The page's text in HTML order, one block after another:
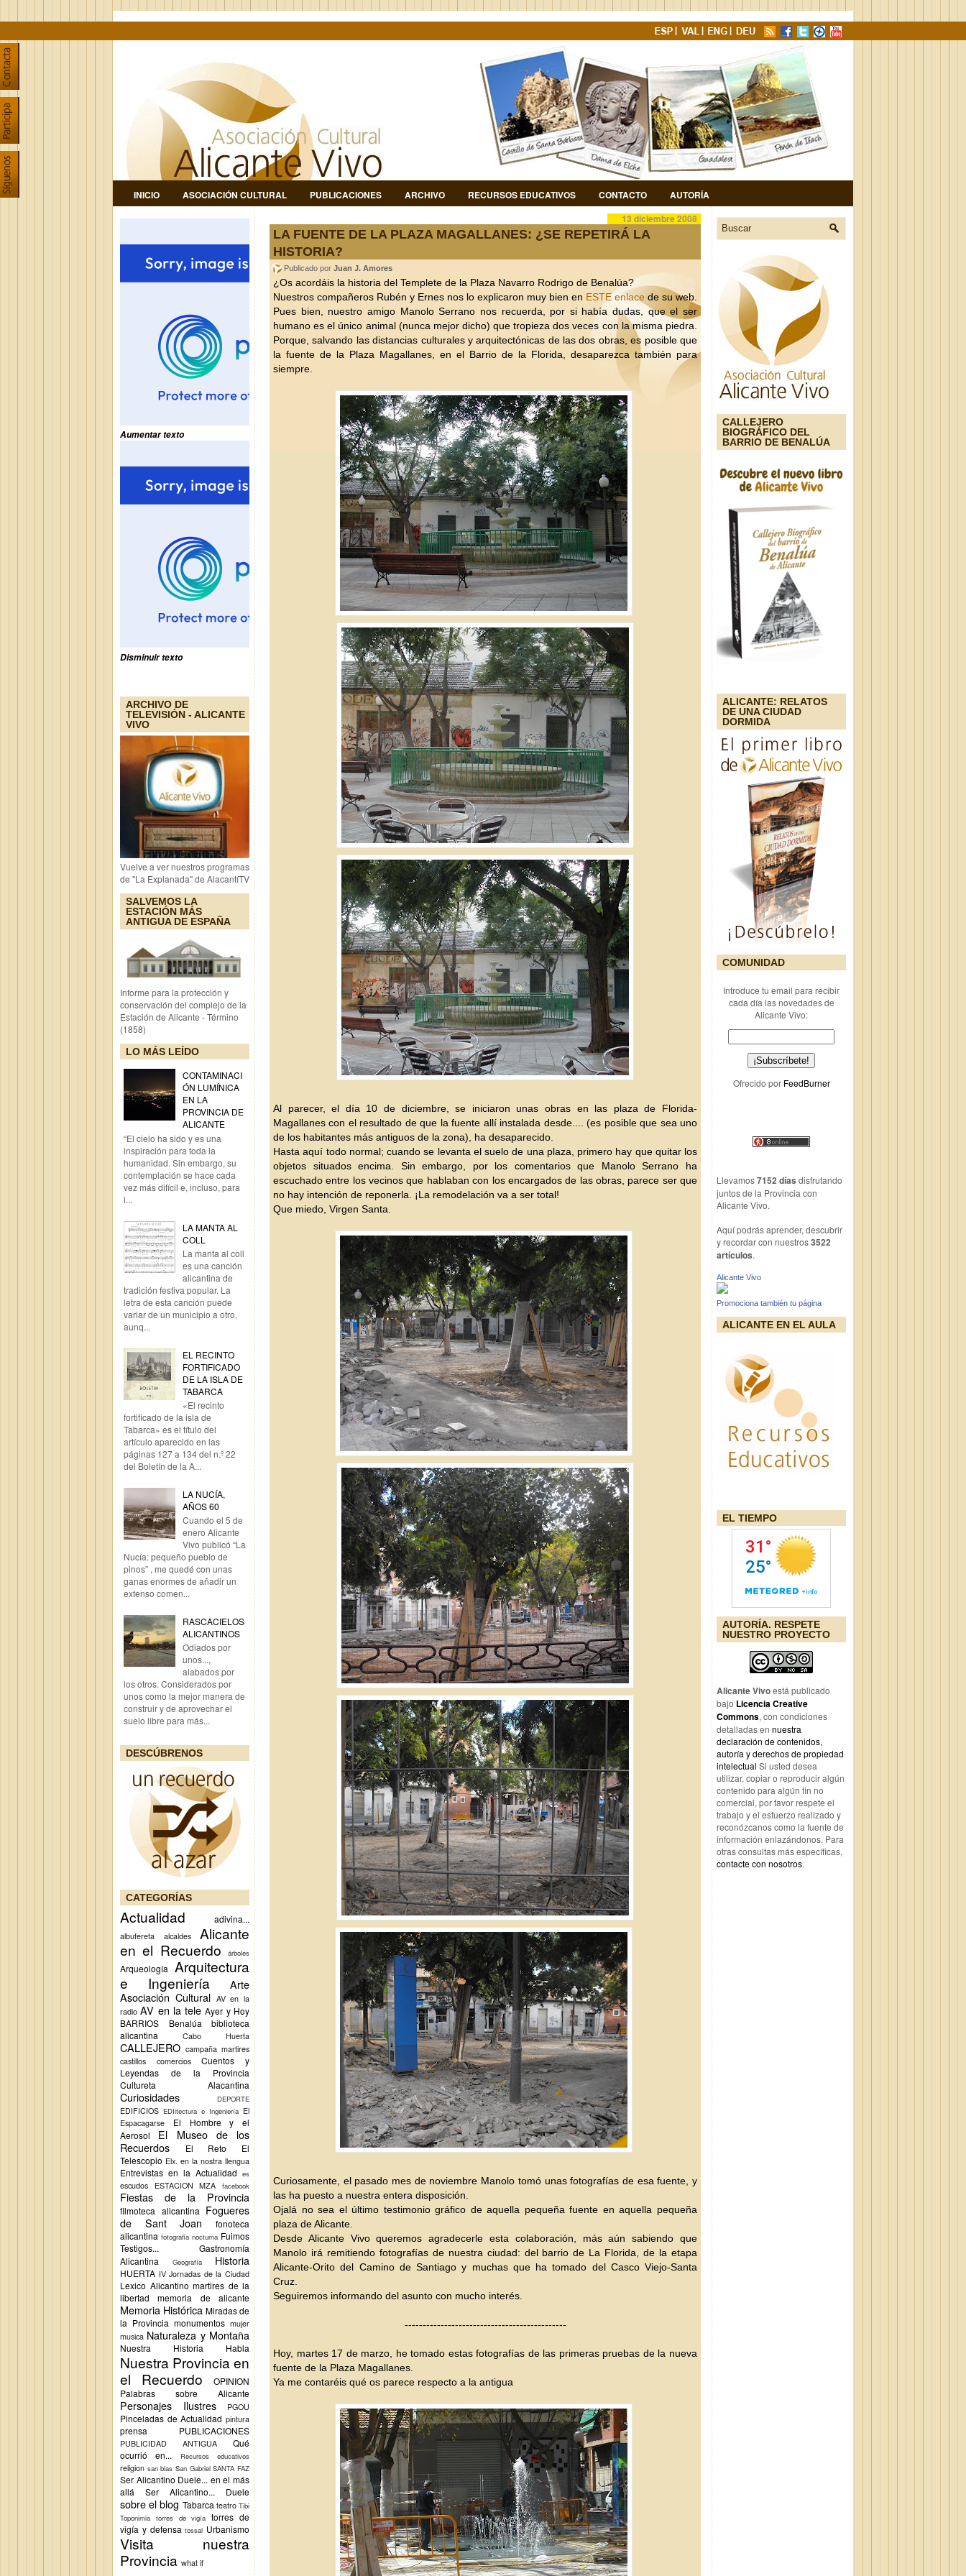
INICIO ASOCIACIÓN CULTURAL PUBLICACIONES ARCHIVO RECURSOS EDUCATIVOS CONTACTO AUTORÍA
Aumentar texto
Disminuir texto
ARCHIVO DE
TELEVISIÓN - ALICANTE
VIVO
Vuelve a ver nuestros programas
de "La Explanada" de AlacantíTV
SALVEMOS LA
ESTACIÓN MÁS
ANTIGUA DE ESPAÑA
Informe para la protección y
conservación del complejo de la
Estación de Alicante - Término
(1858)
LO MÁS LEÍDO
CONTAMINACI
ÓN LUMÍNICA
EN LA
PROVINCIA DE
ALICANTE
“El cielo ha sido y es una
inspiración para toda la
humanidad. Sin embargo, su
contemplación se hace cada
vez más difícil e, incluso, para
l...
LA MANTA AL
COLL
La manta al coll
es una canción
alicantina de
tradición festiva popular. La
letra de esta canción puede
variar de un municipio a otro,
aunq...
EL RECINTO
FORTIFICADO
DE LA ISLA DE
TABARCA
«El recinto
fortificado de la isla de
Tabarca» es el título del
artículo aparecido en las
páginas 127 a 134 del n.º 22
del Boletín de la A...
LA NUCÍA,
AÑOS 60
Cuando el 5 de
enero Alicante
Vivo publicó “La
Nucía: pequeño pueblo de
pinos” , me quedé con unas
ganas enormes de añadir un
extenso comen...
RASCACIELOS
ALICANTINOS
Odiados por
unos...,
alabados por
los otros. Considerados por
unos como la mejor manera de
construir y de aprovechar el
suelo libre para más...
DESCÚBRENOS
CATEGORÍAS
Actualidad adivina...
albufereta alcaldes
Alicante
en el Recuerdo
árboles
Arqueología Arquitectura
e Ingeniería
Arte
Asociación Cultural AV en la
radio AV en la tele Ayer y Hoy
BARRIOS
Benalúa
biblioteca
alicantina
Cabo Huerta
CALLEJERO campaña martires
castillos
comercios
Cuentos y
Leyendas de la Provincia
Cultureta Alacantina
Curiosidades DEPORTE
EDIFICIOS EDIitectura e Ingeniería El
Espacagarse
El Hombre y el
Aerosol
El Museo de los
Recuerdos
El Reto
El
Telescopio Elx. en la nostra llengua
Entrevistas en la Actualidad es
escudos ESTACION MZA facebook
Fiestas de la Provincia
filmoteca alicantina Fogueres
de Sant Joan
fonoteca
alicantina fotografia nocturna Fuimos
Testigos...
Gastronomía
Alicantina
Geografía Historia
HUERTA IV Jornadas de la Ciudad
Lexico Alicantino martires de la
libertad
memoria de alicante
Memoria Histórica Miradas de
la Provincia monumentos mujer
musica Naturaleza y Montaña
Nuestra Historia Habla
Nuestra Provincia en
el Recuerdo
OPINION
Palabras sobre Alicante
Personajes Ilustres PGOU
Pinceladas de Actualidad pintura
prensa PUBLICACIONES
PUBLICIDAD ANTIGUA
Qué
ocurrió en...
Recursos educativos
religion san blas San Gabriel SANTA FAZ
Ser Alicantino Duele... en el más
allá
Ser Alicantino... Duele
sobre el blog Tabarca teatro Tibi
Toponimia torres de vigía torres de
vigía y defensa tossal Urbanismo
Visita nuestra
Provincia what if
13 diciembre 2008
LA FUENTE DE LA PLAZA MAGALLANES: ¿SE REPETIRÁ LA
HISTORIA?
Publicado por Juan J. Amores
¿Os acordáis la historia del Templete de la Plaza Navarro Rodrigo de Benalúa?
Nuestros compañeros Rubén y Ernes nos lo explicaron muy bien en ESTE enlace de su web.
Pues bien, nuestro amigo Manolo Serrano nos recuerda, por si había dudas, que el ser
humano es el único animal (nunca mejor dicho) que tropieza dos veces con la misma piedra.
Porque, salvando las distancias culturales y arquitectónicas de las dos obras, es posible que
la fuente de la Plaza Magallanes, en el Barrio de la Florida, desaparezca también para
siempre.
Al parecer, el día 10 de diciembre, se iniciaron unas obras en las plaza de Florida-
Magallanes con el resultado de que la fuente allí instalada desde.... (es posible que sea uno
de los habitantes más antiguos de la zona), ha desaparecido.
Hasta aquí todo normal; cuando se levanta el suelo de una plaza, primero hay que quitar los
objetos situados encima. Sin embargo, por los comentarios que Manolo Serrano ha
escuchado entre los vecinos que hablaban con los encargados de las obras, parece ser que
no hay intención de reponerla. ¡La remodelación va a ser total!
Que miedo, Virgen Santa.
Curiosamente, el pasado mes de noviembre Manolo tomó unas fotografías de esa fuente, y
las ha puesto a nuestra entera disposición.
Ojalá no sea el último testimonio gráfico de aquella pequeña fuente en aquella pequeña
plaza de Alicante.
Desde Alicante Vivo queremos agradecerle esta colaboración, más aún sabiendo que
Manolo irá remitiendo fotografías de nuestra ciudad: del barrio de La Florida, de la etapa
Alicante-Orito del Camino de Santiago y muchas que ha tomado del Casco Viejo-Santa
Cruz.
Seguiremos informando del asunto con mucho interés.
---------------------------------------------
Hoy, martes 17 de marzo, he tomado estas fotografías de las primeras pruebas de la nueva
fuente de la Plaza Magallanes.
Ya me contaréis qué os parece respecto a la antigua
CALLEJERO
BIOGRÁFICO DEL
BARRIO DE BENALÚA
ALICANTE: RELATOS
DE UNA CIUDAD
DORMIDA
COMUNIDAD
Introduce tu email para recibir
cada día las novedades de
Alicante Vivo:
Ofrecido por FeedBurner
Llevamos7152 días disfrutando
juntos de la Provincia con
Alicante Vivo.
Aquí podrás aprender, descubrir
y recordar con nuestros3522
artículos.
Alicante Vivo
Promociona también tu página
ALICANTE EN EL AULA
EL TIEMPO
AUTORÍA. RESPETE
NUESTRO PROYECTO
Alicante Vivoestá publicado
bajo Licencia Creative
Commons, con condiciones
detalladas en nuestra
declaración de contenidos,
autoría y derechos de propiedad
intelectual Si usted desea
utilizar, copiar o reproducir algún
contenido para algún fin no
comercial, por favor respete el
trabajo y el esfuerzo realizado y
reconózcanos como la fuente de
información enlazándonos. Para
otras consultas más específicas,
contacte con nosotros.